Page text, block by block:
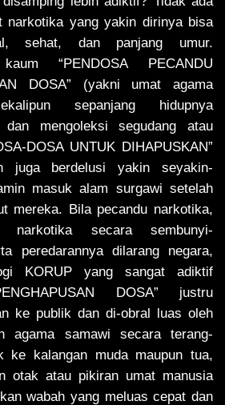
narkotika yang yakin dirinya bisa
sehat, dan panjang umur.
“PENDOSA PECANDU
DOSA” (yakni umat agama
sepanjang hidupnya
dan mengoleksi segudang atau
DOSA UNTUK DIHAPUSKAN”
juga berdelusi yakin seyakin-
masuk alam surgawi setelah
mereka. Bila pecandu narkotika,
narkotika secara sembunyi-
peredarannya dilarang negara,
KORUP yang sangat adiktif
DOSA” justru
ke publik dan di-obral luas oleh
agama samawi secara terang-
ke kalangan muda maupun tua,
otak atau pikiran umat manusia
wabah yang meluas cepat dan